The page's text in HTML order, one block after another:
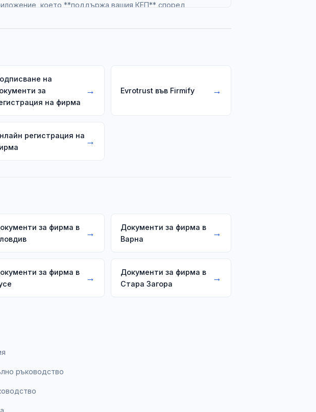
което **поддържа вашия КЕП** според
на
за
на фирма
→ Evrotrust във Firmify →
регистрация на
→
за фирма в
→
Документи за фирма в
Варна
→
за фирма в
→
Документи за фирма в
Стара Загора
→
ръководство